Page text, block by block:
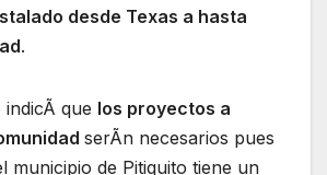
desde Texas a hasta
.
que los proyectos a
serÃn necesarios pues
municipio de Pitiquito tiene un